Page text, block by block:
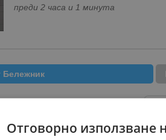
преди 2 часа и 1 минута
Отговорно използване